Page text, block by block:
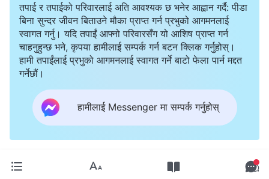
तपाई र तपाईको परिवारलाई अति आवश्यक छ भनेर आह्वान गर्दै: पीडा
बिना सुन्दर जीवन बिताउने मौका प्राप्त गर्न प्रभुको आगमनलाई
स्वागत गर्नु। यदि तपाईं आफ्नो परिवारसँग यो आशिष प्राप्त गर्न
चाहनुहुन्छ भने, कृपया हामीलाई सम्पर्क गर्न बटन क्लिक गर्नुहोस्।
हामी तपाईंलाई प्रभुको आगमनलाई स्वागत गर्ने बाटो फेला पार्न मद्दत
गर्नेछौं।
हामीलाई Messenger मा सम्पर्क गर्नुहोस्